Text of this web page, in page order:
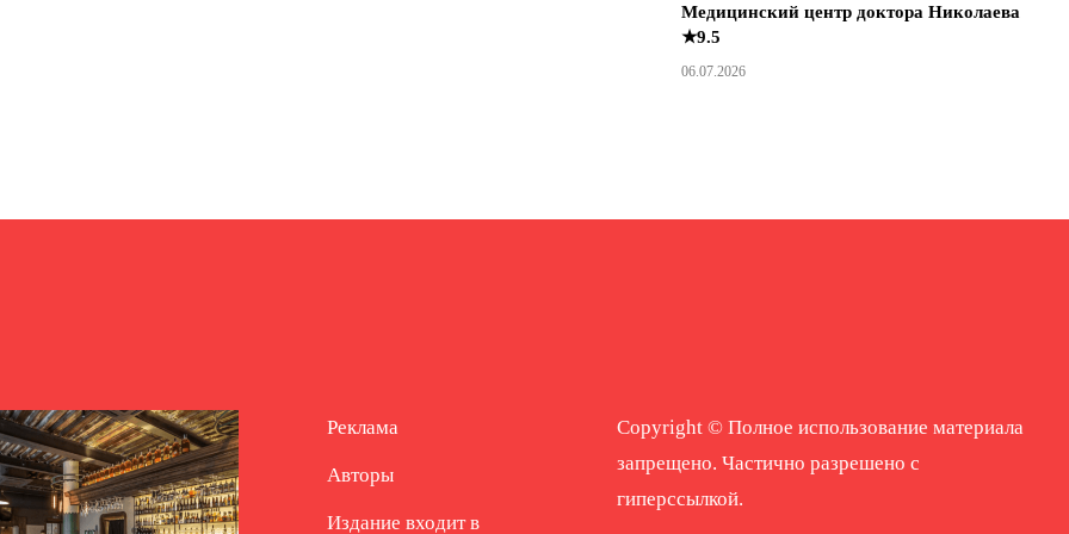
Медицинский центр доктора Николаева
★9.5
06.07.2026
Реклама
Авторы
Издание входит в
Copyright © Полное использование материала
запрещено. Частично разрешено с
гиперссылкой.